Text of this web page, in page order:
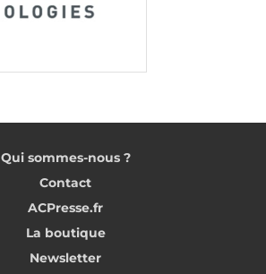
Qui sommes-nous ?
Contact
ACPresse.fr
La boutique
Newsletter